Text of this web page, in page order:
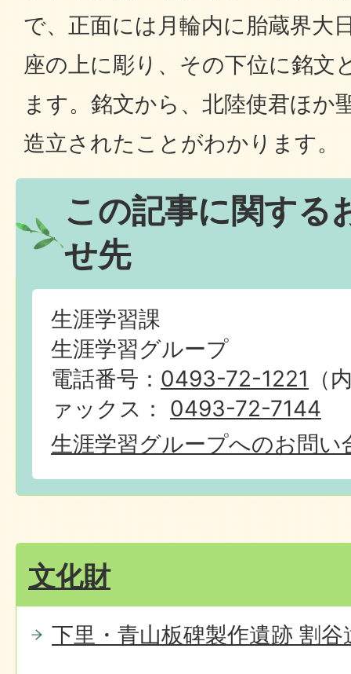
で、正面には月輪内に胎蔵界大
座の上に彫り、その下位に銘文
ます。銘文から、北陸使君ほか
造立されたことがわかります。
この記事に関する
せ先
生涯学習課
生涯学習グループ
電話番号： 0493-72-1221 （
ァックス： 0493-72-7144
生涯学習グループへのお問い
文化財
下里・青山板碑製作遺跡 割谷